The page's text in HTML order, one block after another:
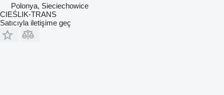
Polonya, Sieciechowice
CIEŚLIK-TRANS
Satıcıyla iletişime geç